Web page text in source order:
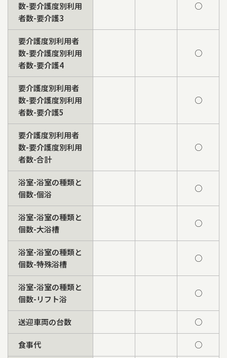
数-要介護度別利用
者数-要介護3
○
要介護度別利用者
数-要介護度別利用
者数-要介護4
○
要介護度別利用者
数-要介護度別利用
者数-要介護5
○
要介護度別利用者
数-要介護度別利用
者数-合計
○
浴室-浴室の種類と
個数-個浴
○
浴室-浴室の種類と
個数-大浴槽
○
浴室-浴室の種類と
個数-特殊浴槽
○
浴室-浴室の種類と
個数-リフト浴
○
送迎車両の台数 ○
食事代 ○